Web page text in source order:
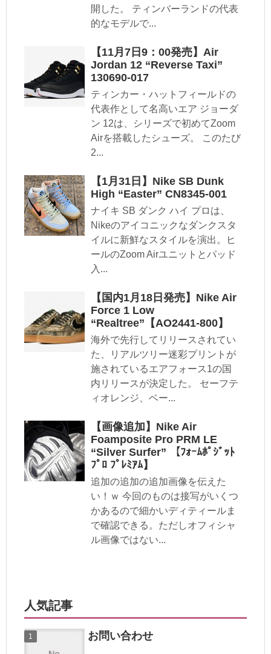
開した。 ティンバーランドの代表
的なモデルで...
【11月7日9：00発売】Air
Jordan 12 “Reverse Taxi”
130690-017
ティンカー・ハットフィールドの
代表作として名高いエア ジョーダ
ン 12は、シリーズで初めてZoom
Airを搭載したシューズ。 このたび
2...
【1月31日】Nike SB Dunk
High “Easter” CN8345-001
ナイキ SB ダンク ハイ プロは、
Nikeのアイコニックなダンクスタ
イルに新鮮なスタイルを演出。ヒ
ールのZoom Airユニットとパッド
入...
【国内1月18日発売】Nike Air
Force 1 Low
“Realtree”【AO2441-800】
海外で先行してリリースされてい
た、リアルツリー迷彩プリントが
施されているエアフォース1の国
内リリースが決定した。 セーフテ
ィオレンジ、ベー...
【画像追加】Nike Air
Foamposite Pro PRM LE
“Silver Surfer” 【ﾌｫｰﾑﾎﾟｼﾞｯﾄ
ﾌﾟﾛ ﾌﾟﾚﾐｱﾑ】
追加の追加の追加画像を伝えた
い！ｗ 今回のものは接写がいくつ
かあるので細かいディティールま
で確認できる。ただしオフィシャ
ル画像ではない...
人気記事
お問い合わせ